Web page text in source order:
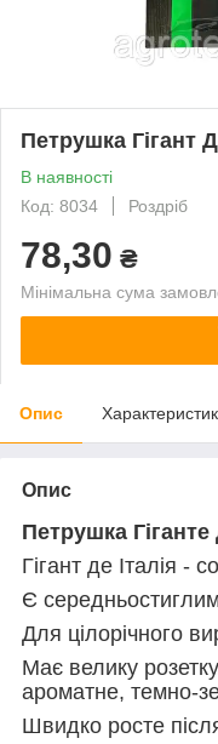
Петрушка Гігант
В наявності
Код: 8034
Роздріб
78,30 ₴
Мінімальна сума
Опис
Опис
Петрушка Гіганте
Гігант де Італія -
Є
Для цілорічного
Має велику
ароматне, темно-
Швидко росте